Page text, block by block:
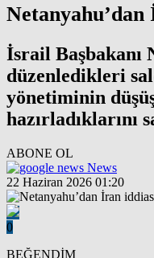
Netanyahu’dan
İsrail Başbakanı
düzenledikleri
yönetiminin
hazırladıklarını
ABONE OL
News
22 Haziran 2026 01:20
0
BEĞENDİM